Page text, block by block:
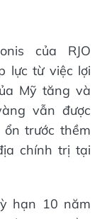
của RJO
lực từ việc lợi
Mỹ tăng và
vẫn được
trước thềm
chính trị tại
hạn 10 năm